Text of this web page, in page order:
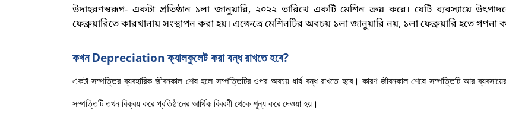
উদাহরণস্বরূপ- একটা প্রতিষ্ঠান ১লা জানুয়ারি, ২০২২ তারিখে একটি মেশিন ক্রয় করে। যেটি ব্যবস্যায়ে
ফেব্রুয়ারিতে কারখানায় সংস্থাপন করা হয়। এক্ষেত্রে মেশিনটির অবচয় ১লা জানুয়ারি নয়, ১লা ফেব্রুয়ারি হতে গণনা
কখনDepreciation ক্যালকুলেট করা বন্ধ রাখতে হবে?
একটা সম্পত্তির ব্যবহারিক জীবনকাল শেষ হলে সম্পত্তিটির ওপর অবচয় ধার্য বন্ধ রাখতে হবে। কারণ জীবনকাল শেষে সম্পত্তিটি আর
সম্পত্তিটি তখন বিক্রয় করে প্রতিষ্ঠানের আর্থিক বিবরণী থেকে শূন্য করে দেওয়া হয় ।